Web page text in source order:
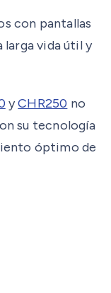
con pantallas
larga vida útil y
yCHR250 no
su tecnología
óptimo de